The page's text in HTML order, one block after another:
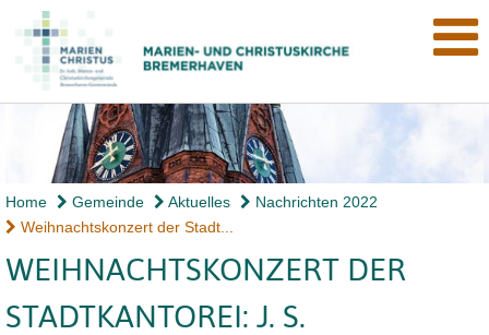
Home Gemeinde Aktuelles
Nachrichten 2022
Weihnachtskonzert der Stadt...
WEIHNACHTSKONZERT DER
STADTKANTOREI: J. S.